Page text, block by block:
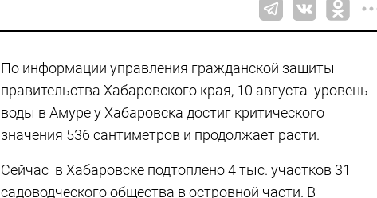
По информации управления гражданской защиты
правительства Хабаровского края, 10 августа уровень
воды в Амуре у Хабаровска достиг критического
значения 536 сантиметров и продолжает расти.
Сейчас в Хабаровске подтоплено 4 тыс. участков 31
садоводческого общества в островной части. В